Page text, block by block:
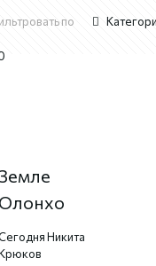
по
Олонхо
Никита